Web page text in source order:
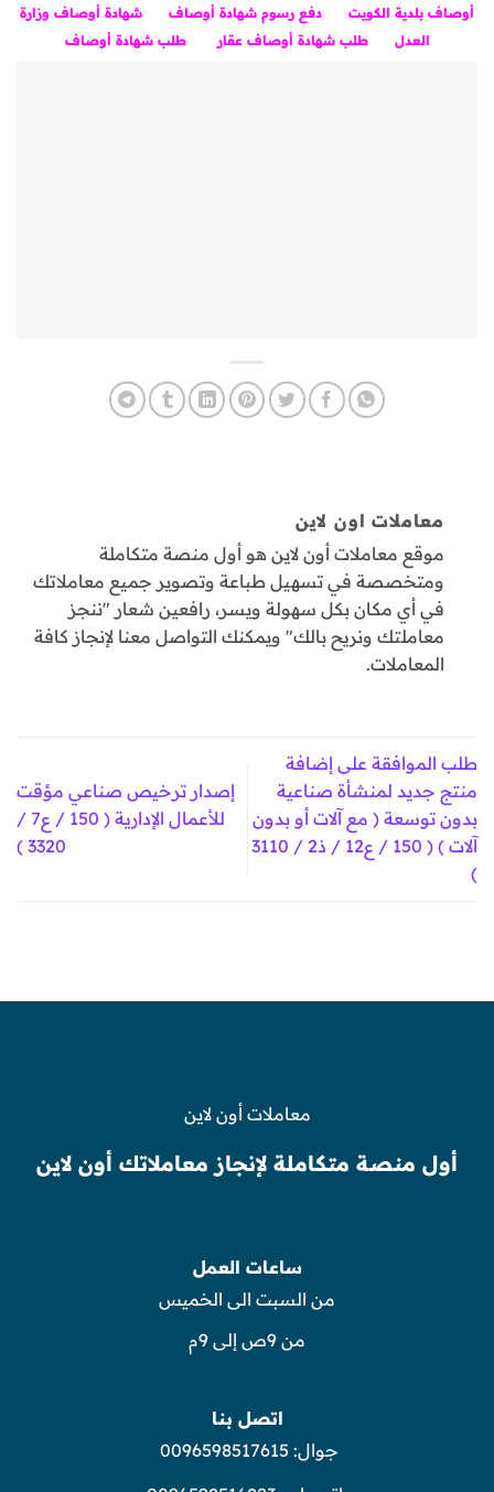
أوصاف بلدية الكويت
دفع رسوم شهادة أوصاف
شهادة أوصاف وزارة
العدل
طلب شهادة أوصاف عقار طلب شهادة أوصاف
معاملات اون لاين
موقع معاملات أون لاين هو أول منصة متكاملة
ومتخصصة في تسهيل طباعة وتصوير جميع معاملاتك
في أي مكان بكل سهولة ويسر، رافعين شعار "ننجز
معاملتك ونريح بالك" ويمكنك التواصل معنا لإنجاز كافة
المعاملات.
طلب الموافقة على إضافة
منتج جديد لمنشأة صناعية
بدون توسعة ( مع آلات أو بدون
آلات ) ( 150 / ع12 / ذ2 / 3110
)
إصدار ترخيص صناعي مؤقت
للأعمال الإدارية ( 150 / ع7 /
3320 )
معاملات أون لاين
أول منصة متكاملة لإنجاز معاملاتك أون لاين
ساعات العمل
من السبت الى الخميس
من 9ص إلى 9م
اتصل بنا
جوال: 0096598517615